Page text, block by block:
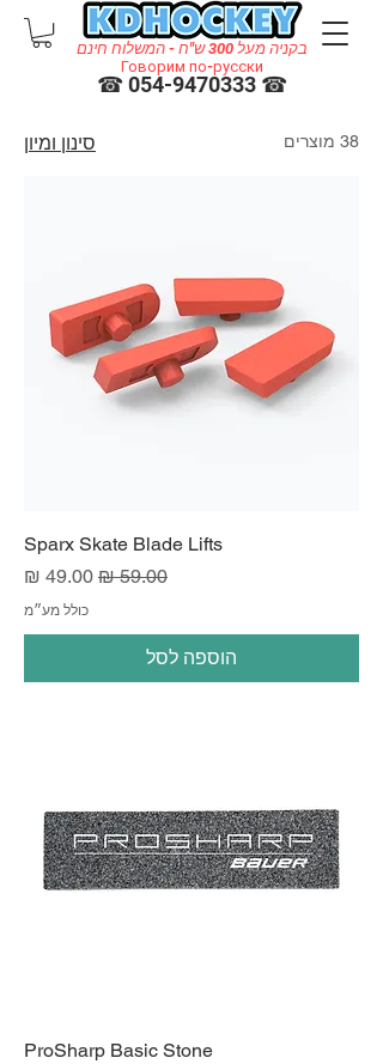
בקניה מעל 300 ש"ח - המשלוח חינם
☎ 054-9470333 ☎
38 מוצרים סינון ומיון
Sparx Skate Blade Lifts
מחיר רגילמחיר מבצע
כולל מע״מ
הוספה לסל
ProSharp Basic Stone